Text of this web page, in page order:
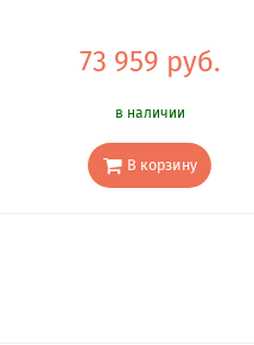
73 959 руб.
в наличии
В корзину